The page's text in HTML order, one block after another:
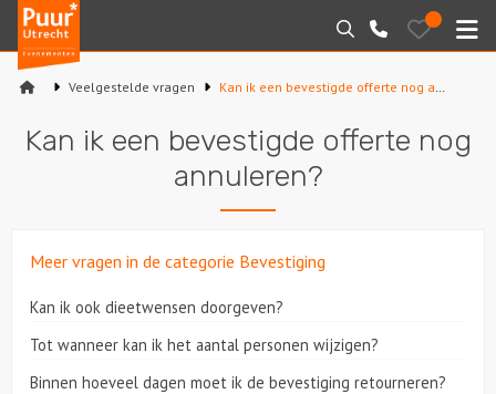
Puur*
Utrecht
bedrijfsuitjes
Zoeken
030-
2145099
Bewaarde
uitjes
Arrangementen
Varen
Sport en spel
Rondleidingen
Veelgestelde vragen Kan ik een bevestigde offerte nog annuleren?
Kan ik een bevestigde offerte nog
annuleren?
Meer vragen in de categorie Bevestiging
Kan ik ook dieetwensen doorgeven?
Tot wanneer kan ik het aantal personen wijzigen?
Binnen hoeveel dagen moet ik de bevestiging retourneren?